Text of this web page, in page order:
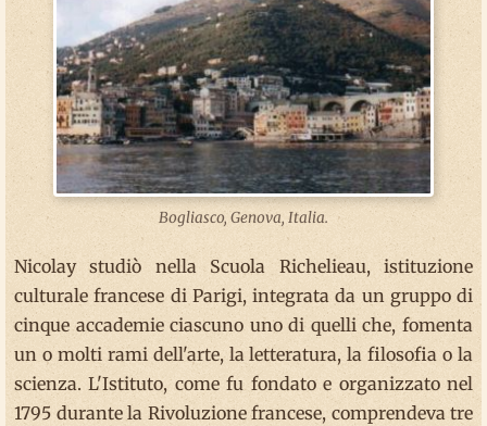
Bogliasco, Genova, Italia.
Nicolay studiò nella Scuola Richelieau, istituzione
culturale francese di Parigi, integrata da un gruppo di
cinque accademie ciascuno uno di quelli che, fomenta
un o molti rami dell'arte, la letteratura, la filosofia o la
scienza. L'Istituto, come fu fondato e organizzato nel
1795 durante la Rivoluzione francese, comprendeva tre